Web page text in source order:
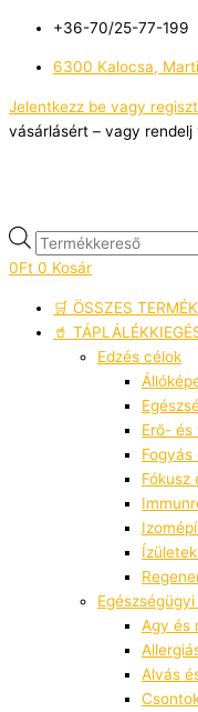
content
+36-70/25-77-199
6300 Kalocsa,
Jelentkezz be vagy
vásárlásért – vagy rendelj
search
0Ft 0 Kosár
🛒 ÖSSZES TERMÉK
🥤
Edzés célok
Erő-
Fogyás
Fókusz
Agy és
Alvás
á
r